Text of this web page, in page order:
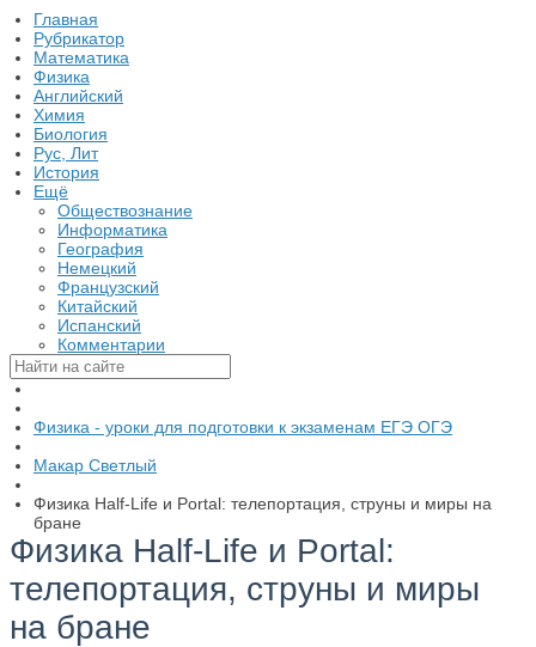
Главная
Рубрикатор
Математика
Физика
Английский
Химия
Биология
Рус, Лит
История
Ещё
Обществознание
Информатика
География
Немецкий
Французский
Китайский
Испанский
Комментарии
Физика - уроки для подготовки к экзаменам ЕГЭ ОГЭ
Макар Светлый
Физика Half-Life и Portal: телепортация, струны и миры на
бране
Физика Half-Life и Portal:
телепортация, струны и миры
на бране